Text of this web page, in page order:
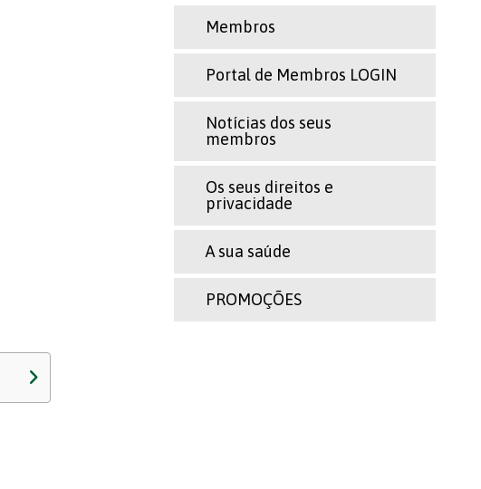
Membros
Portal de Membros LOGIN
Notícias dos seus
membros
Os seus direitos e
privacidade
A sua saúde
PROMOÇÕES